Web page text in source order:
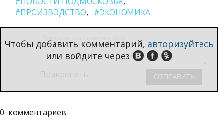
#ПРОИЗВОДСТВО
#ЭКОНОМИКА
Чтобы добавить комментарий, авторизуйтесь
или войдите через
0 комментариев